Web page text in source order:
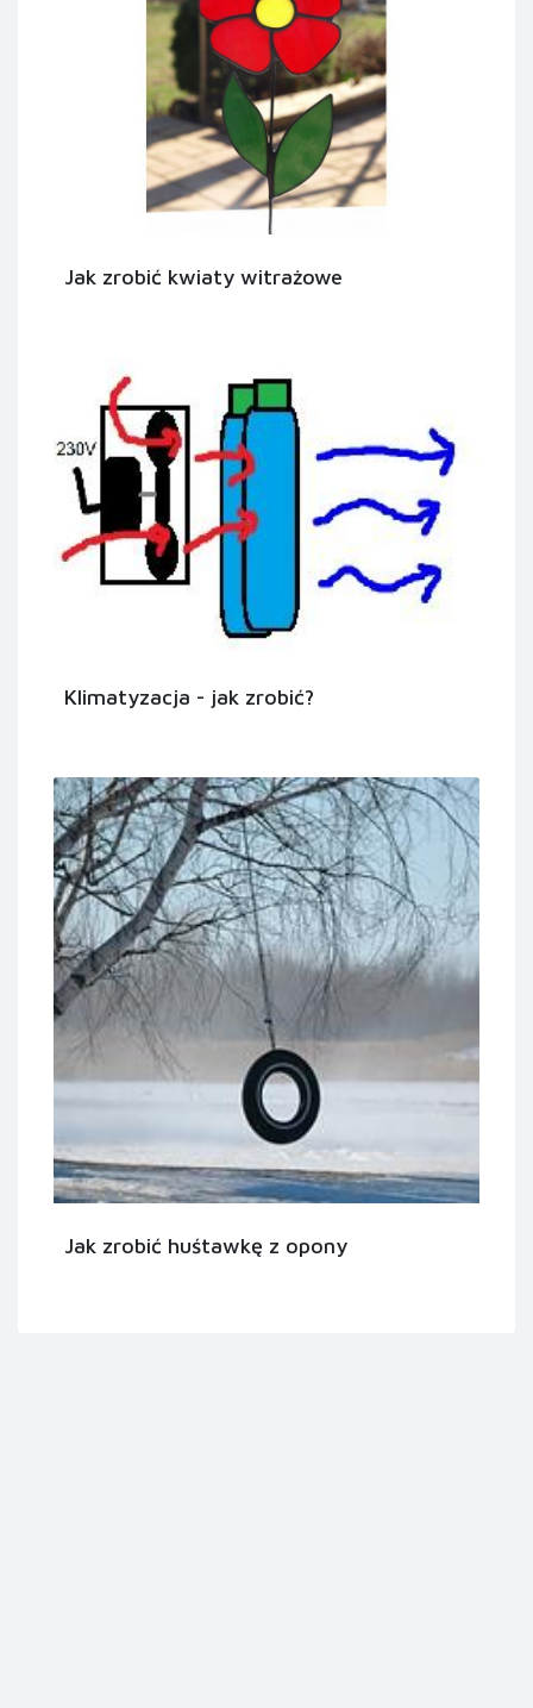
Jak zrobić kwiaty witrażowe
Klimatyzacja - jak zrobić?
Jak zrobić huśtawkę z opony